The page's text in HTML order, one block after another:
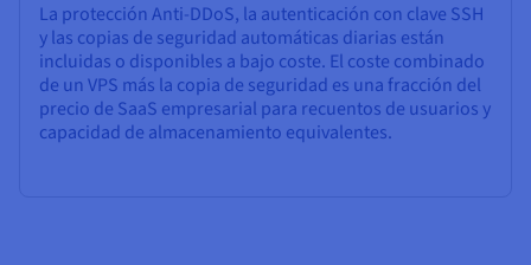
La protección Anti-DDoS, la autenticación con clave SSH
y las copias de seguridad automáticas diarias están
incluidas o disponibles a bajo coste. El coste combinado
de un VPS más la copia de seguridad es una fracción del
precio de SaaS empresarial para recuentos de usuarios y
capacidad de almacenamiento equivalentes.